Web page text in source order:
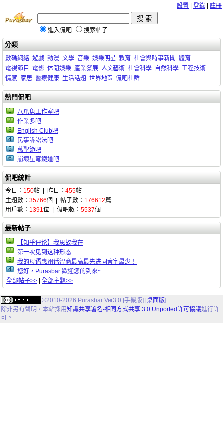
設置 登錄 註冊
進入侃吧 搜索帖子
分類
數碼網絡 遊戲 動漫 文學 音樂 娛樂明星 教育 社會與時事新聞 體育
電視節目
電影 休閒娛樂 產業發展 人文藝術 社會科學 自然科學 工程技術
情感 家居 醫療健康 生活話題 世界地區 侃吧社群
熱門侃吧
1
八爪魚工作室吧
2
作業多吧
3
English Club吧
4
民事訴訟法吧
5
萬聖節吧
6
崩壞星穹鐵道吧
侃吧統計
今日： 150帖 | 昨日： 455帖
主題數： 35766個 | 帖子數： 176612篇
用戶數： 1391位 | 侃吧數： 5537個
最新帖子
1
【知乎评论】我思故我在
2
第一次见到这种形态
3
我的母语惠州话智商最高最先进同音字最少！
4
您好，Purasbar 歡迎您的到來~
全部帖子>>
全部主題>>
©2010-2026 Purasbar Ver3.0 [手機版] [桌面版]
除非另有聲明， 本站採用知識共享署名-相同方式共享 3.0 Unported許可協議進行許
可。